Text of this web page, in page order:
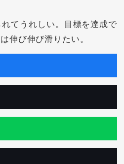
てうれしい。目標を達成で
伸び伸び滑りたい。